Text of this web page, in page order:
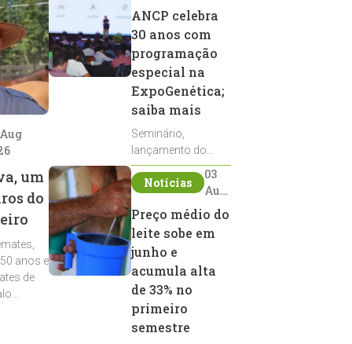
um
do
anos e
de
ANCP celebra
30 anos com
programação
especial na
ExpoGenética;
saiba mais
Seminário,
lançamento do
Sumário de Touros,
debates, podcast,
reprodutores e
homenagens
integram a
programação da
entidade durante a
ExpoGenética 2026
Notícias
03
Aug
2026
Preço médio do
leite sobe em
junho e
acumula alta
de 33% no
primeiro
semestre